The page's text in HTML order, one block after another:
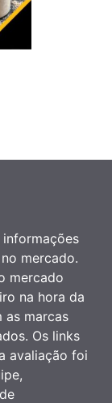
informações
mercado.
mercado
na hora da
as marcas
Os links
avaliação foi